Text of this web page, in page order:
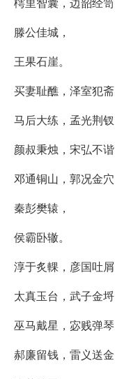
滕公佳城，
王果石崖。
买妻耻醮，泽室犯斋
马后大练，孟光荆钗
颜叔秉烛，宋弘不谐
邓通铜山，郭况金穴
秦彭樊辕，
侯霸卧辙。
淳于炙輠，彦国吐屑
太真玉台，武子金埒
巫马戴星，宓贱弹琴
郝廉留钱，雷义送金